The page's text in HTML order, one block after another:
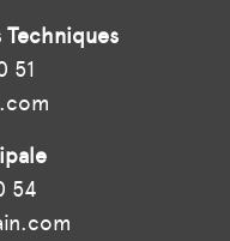
51
54